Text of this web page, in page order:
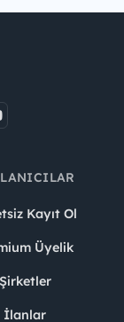
Kayıt Ol
Üyelik
Şirketler
İlanlar